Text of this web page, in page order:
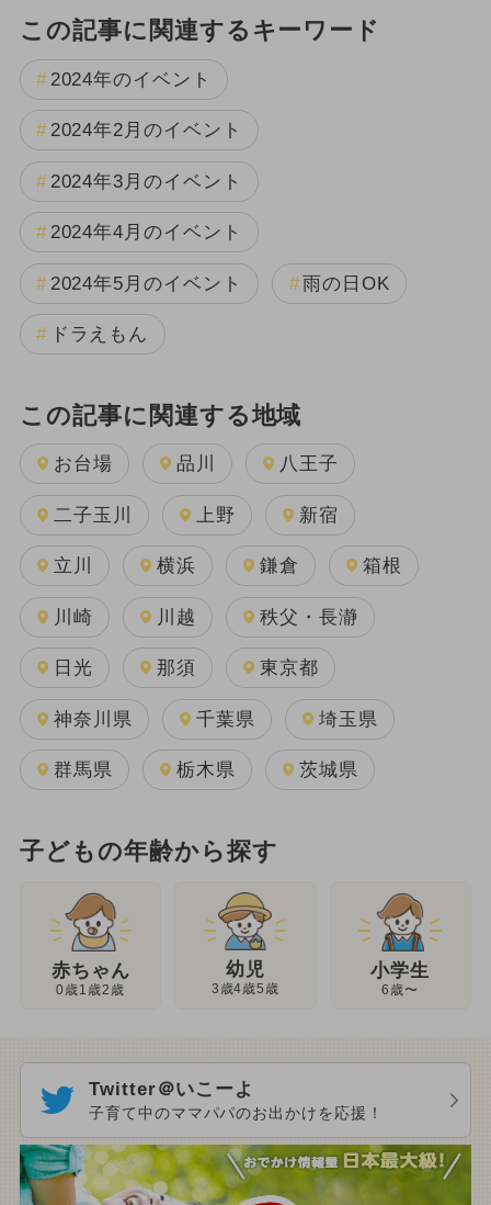
この記事に関連するキーワード
2024年のイベント
2024年2月のイベント
2024年3月のイベント
2024年4月のイベント
2024年5月のイベント 雨の日OK
ドラえもん
この記事に関連する地域
お台場 品川 八王子
二子玉川 上野 新宿
立川 横浜 鎌倉 箱根
川崎 川越 秩父・長瀞
日光 那須 東京都
神奈川県 千葉県 埼玉県
群馬県 栃木県 茨城県
子どもの年齢から探す
赤ちゃん
0歳1歳2歳
幼児
3歳4歳5歳
小学生
6歳〜
Twitter＠いこーよ
子育て中のママパパのお出かけを応援！